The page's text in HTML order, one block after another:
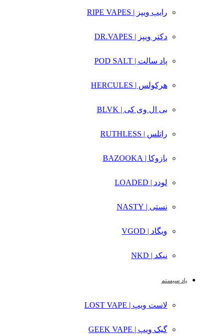
رایپ ویپز | RIPE VAPES
دکتر ویپز | DR.VAPES
پاد سالت | POD SALT
هرکولس | HERCULES
بی ال وی کی | BLVK
راتلس | RUTHLESS
بازوکا | BAZOOKA
لودد | LOADED
نستی | NASTY
ویگاد | VGOD
نیکد | NKD
پاد سیستم
لاست ویپ | LOST VAPE
گیک ویپ | GEEK VAPE